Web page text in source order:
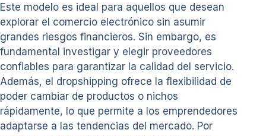
Este modelo es ideal para aquellos que desean
explorar el comercio electrónico sin asumir
grandes riesgos financieros. Sin embargo, es
fundamental investigar y elegir proveedores
confiables para garantizar la calidad del servicio.
Además, el dropshipping ofrece la flexibilidad de
poder cambiar de productos o nichos
rápidamente, lo que permite a los emprendedores
adaptarse a las tendencias del mercado. Por